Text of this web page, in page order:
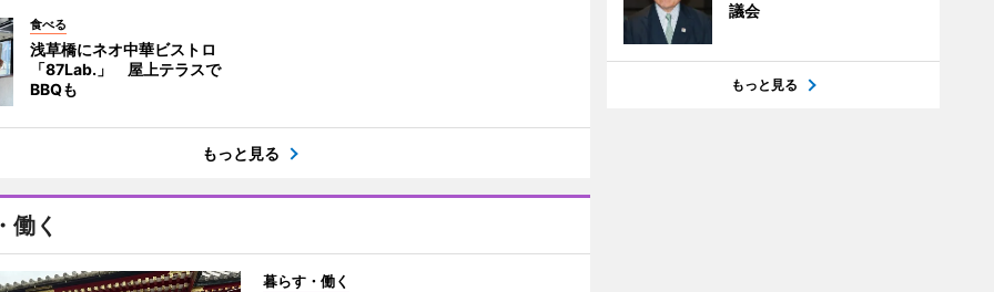
食べる
浅草橋にネオ中華ビストロ
「87Lab.」 屋上テラスで
BBQも
もっと見る
働く
暮らす・働く
議会
もっと見る